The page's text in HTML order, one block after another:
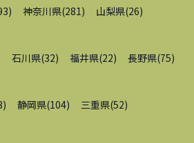
) 神奈川県(281) 山梨県(26)
石川県(32) 福井県(22) 長野県(75)
) 静岡県(104) 三重県(52)